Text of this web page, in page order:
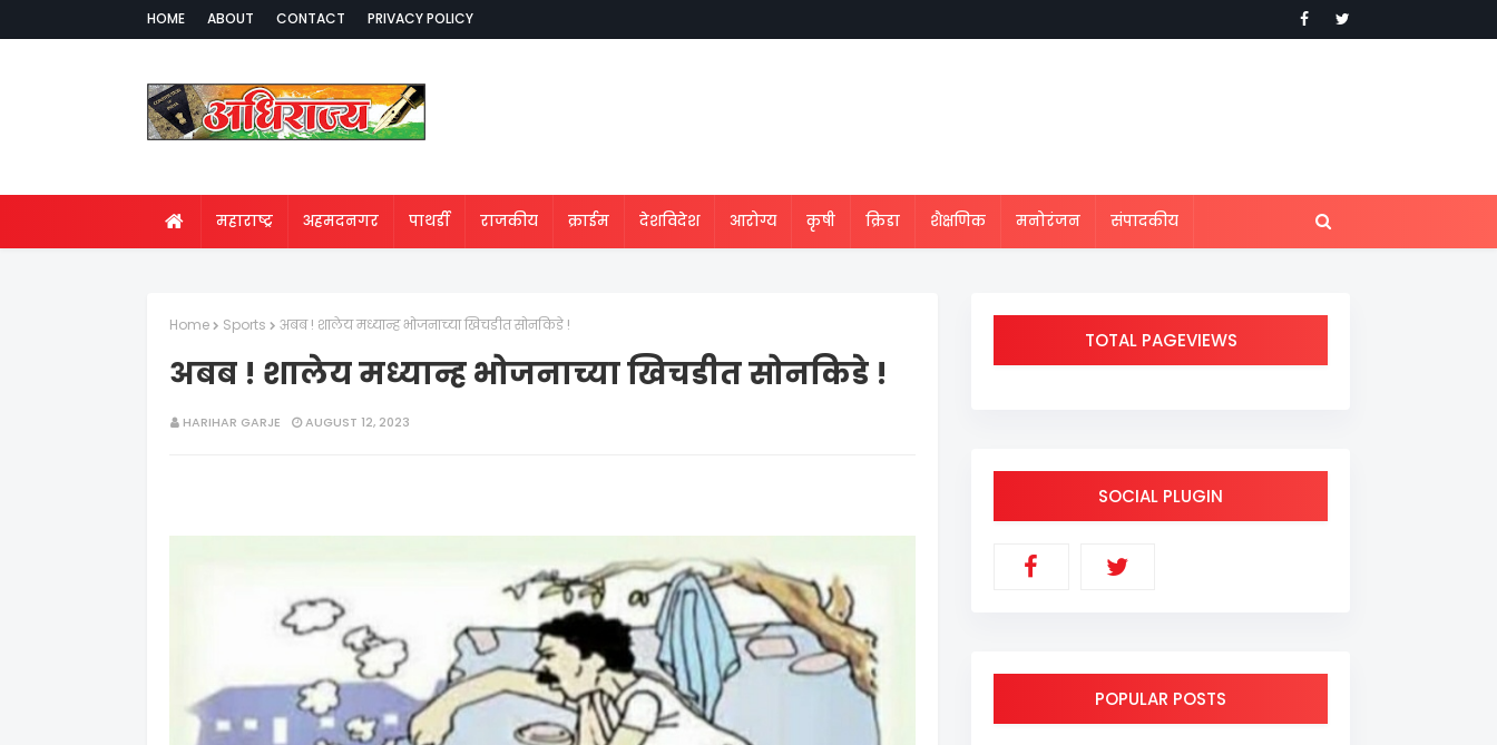
HOME ABOUT CONTACT PRIVACY POLICY
महाराष्ट्र अहमदनगर पाथर्डी राजकीय क्राईम देशविदेश आरोग्य कृषी क्रिडा शैक्षणिक मनोरंजन संपादकीय
Home Sports अबब ! शालेय मध्यान्ह भोजनाच्या खिचडीत सोनकिडे !
अबब ! शालेय मध्यान्ह भोजनाच्या खिचडीत सोनकिडे !
HARIHAR GARJE AUGUST 12, 2023
TOTAL PAGEVIEWS
SOCIAL PLUGIN
POPULAR POSTS